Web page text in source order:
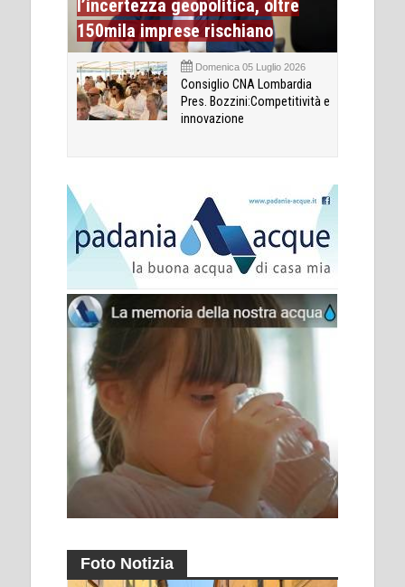
l’incertezza geopolitica, oltre
150mila imprese rischiano
Domenica 05 Luglio 2026
Consiglio CNA Lombardia
Pres. Bozzini:Competitività e
innovazione
Foto Notizia